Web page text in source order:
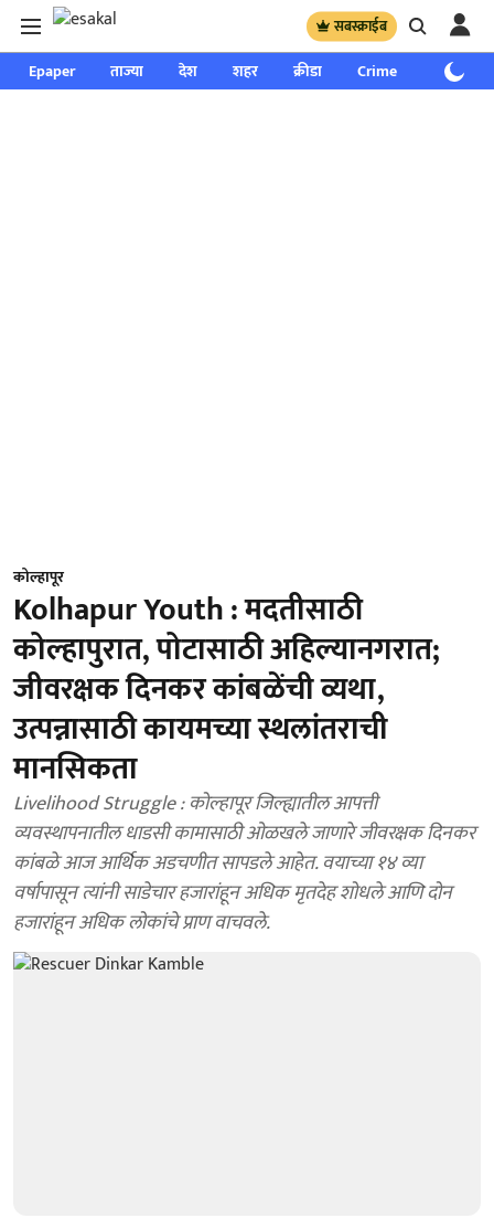
सबस्क्राईब
Epaper ताज्या देश शहर क्रीडा Crime साप्ताहिक
कोल्हापूर
Kolhapur Youth : मदतीसाठी
कोल्हापुरात, पोटासाठी अहिल्यानगरात;
जीवरक्षक दिनकर कांबळेंची व्यथा,
उत्पन्नासाठी कायमच्या स्थलांतराची
मानसिकता
Livelihood Struggle : कोल्हापूर जिल्ह्यातील आपत्ती
व्यवस्थापनातील धाडसी कामासाठी ओळखले जाणारे जीवरक्षक दिनकर
कांबळे आज आर्थिक अडचणीत सापडले आहेत. वयाच्या १४ व्या
वर्षापासून त्यांनी साडेचार हजारांहून अधिक मृतदेह शोधले आणि दोन
हजारांहून अधिक लोकांचे प्राण वाचवले.